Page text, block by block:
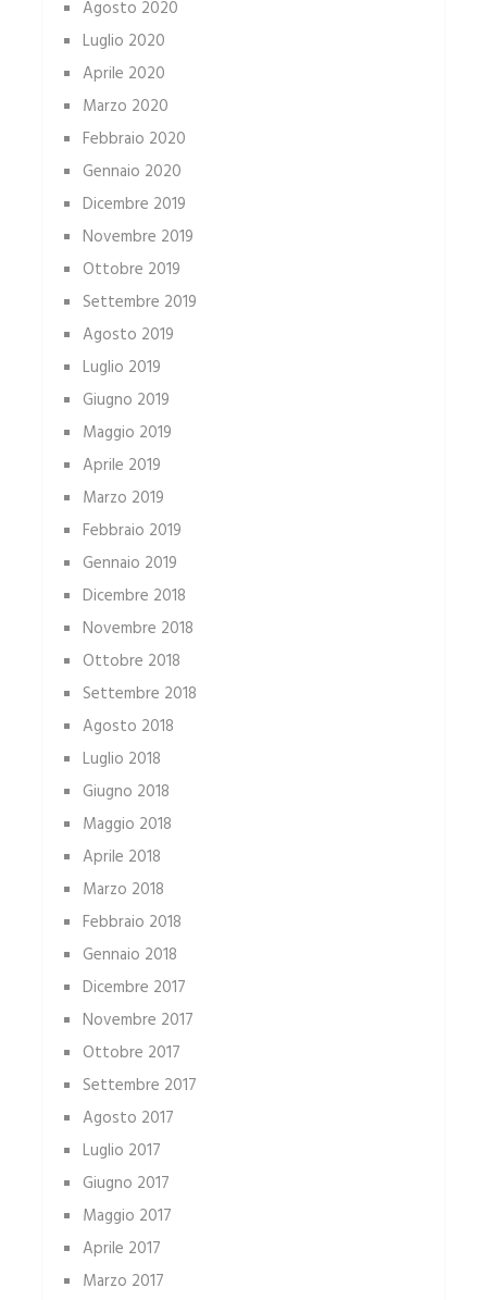
Agosto 2020
Luglio 2020
Aprile 2020
Marzo 2020
Febbraio 2020
Gennaio 2020
Dicembre 2019
Novembre 2019
Ottobre 2019
Settembre 2019
Agosto 2019
Luglio 2019
Giugno 2019
Maggio 2019
Aprile 2019
Marzo 2019
Febbraio 2019
Gennaio 2019
Dicembre 2018
Novembre 2018
Ottobre 2018
Settembre 2018
Agosto 2018
Luglio 2018
Giugno 2018
Maggio 2018
Aprile 2018
Marzo 2018
Febbraio 2018
Gennaio 2018
Dicembre 2017
Novembre 2017
Ottobre 2017
Settembre 2017
Agosto 2017
Luglio 2017
Giugno 2017
Maggio 2017
Aprile 2017
Marzo 2017